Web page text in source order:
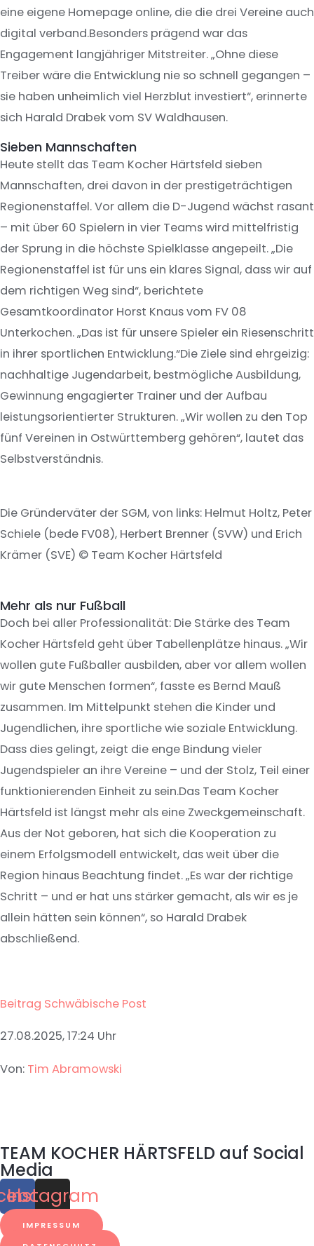
eine eigene Homepage online, die die drei Vereine auch
digital verband.Besonders prägend war das
Engagement langjähriger Mitstreiter. „Ohne diese
Treiber wäre die Entwicklung nie so schnell gegangen –
sie haben unheimlich viel Herzblut investiert“, erinnerte
sich Harald Drabek vom SV Waldhausen.
Sieben Mannschaften
Heute stellt das Team Kocher Härtsfeld sieben
Mannschaften, drei davon in der prestigeträchtigen
Regionenstaffel. Vor allem die D-Jugend wächst rasant
– mit über 60 Spielern in vier Teams wird mittelfristig
der Sprung in die höchste Spielklasse angepeilt. „Die
Regionenstaffel ist für uns ein klares Signal, dass wir auf
dem richtigen Weg sind“, berichtete
Gesamtkoordinator Horst Knaus vom FV 08
Unterkochen. „Das ist für unsere Spieler ein Riesenschritt
in ihrer sportlichen Entwicklung.“Die Ziele sind ehrgeizig:
nachhaltige Jugendarbeit, bestmögliche Ausbildung,
Gewinnung engagierter Trainer und der Aufbau
leistungsorientierter Strukturen. „Wir wollen zu den Top
fünf Vereinen in Ostwürttemberg gehören“, lautet das
Selbstverständnis.
Die Gründerväter der SGM, von links: Helmut Holtz, Peter
Schiele (bede FV08), Herbert Brenner (SVW) und Erich
Krämer (SVE) © Team Kocher Härtsfeld
Mehr als nur Fußball
Doch bei aller Professionalität: Die Stärke des Team
Kocher Härtsfeld geht über Tabellenplätze hinaus. „Wir
wollen gute Fußballer ausbilden, aber vor allem wollen
wir gute Menschen formen“, fasste es Bernd Mauß
zusammen. Im Mittelpunkt stehen die Kinder und
Jugendlichen, ihre sportliche wie soziale Entwicklung.
Dass dies gelingt, zeigt die enge Bindung vieler
Jugendspieler an ihre Vereine – und der Stolz, Teil einer
funktionierenden Einheit zu sein.Das Team Kocher
Härtsfeld ist längst mehr als eine Zweckgemeinschaft.
Aus der Not geboren, hat sich die Kooperation zu
einem Erfolgsmodell entwickelt, das weit über die
Region hinaus Beachtung findet. „Es war der richtige
Schritt – und er hat uns stärker gemacht, als wir es je
allein hätten sein können“, so Harald Drabek
abschließend.
Beitrag Schwäbische Post
27.08.2025, 17:24 Uhr
Von: Tim Abramowski
TEAM KOCHER HÄRTSFELD auf Social
Media
Instagram
IMPRESSUM